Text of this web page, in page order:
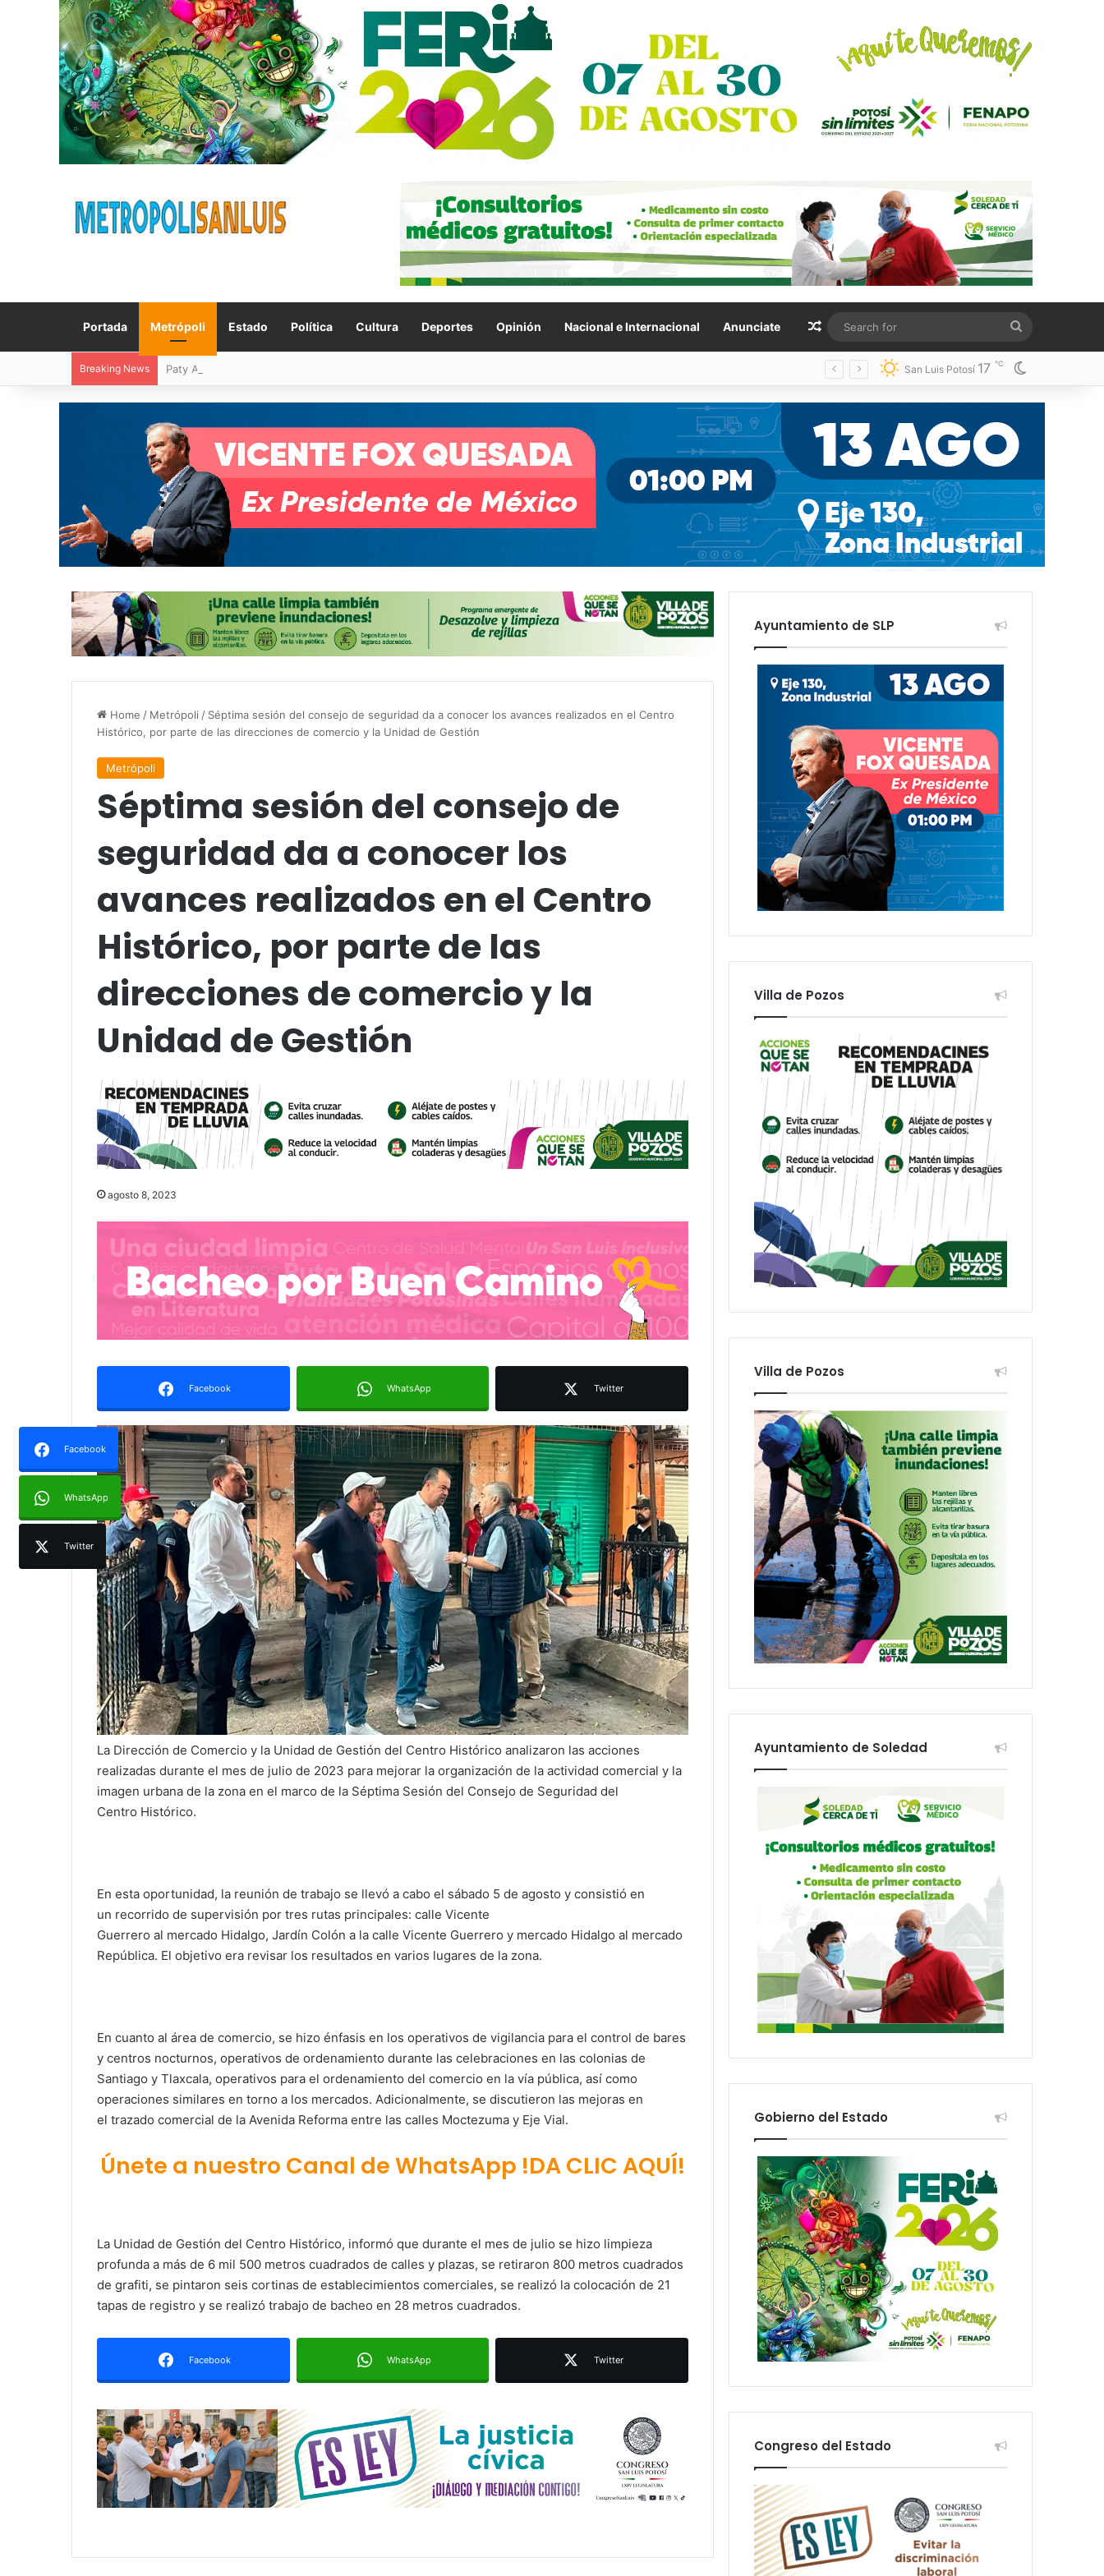
Portada Metrópoli Estado Política Cultura Deportes Opinión Nacional e Internacional Anunciate Random Article
for
Breaking News Paty Aradillas destaca impacto del nuevo desnivel de Circuito Potosí en la movilidad de Villa de Pozos San Luis Potosí 17 ℃
Home / Metrópoli / Séptima sesión del consejo de seguridad da a conocer los avances realizados en el Centro
Histórico, por parte de las direcciones de comercio y la Unidad de Gestión
Metrópoli
Séptima sesión del consejo de
seguridad da a conocer los
avances realizados en el Centro
Histórico, por parte de las
direcciones de comercio y la
Unidad de Gestión
agosto 8, 2023
Facebook WhatsApp Twitter
Facebook
WhatsApp
Twitter
La Dirección de Comercio y la Unidad de Gestión del Centro Histórico analizaron las acciones
realizadas durante el mes de julio de 2023 para mejorar la organización de la actividad comercial y la
imagen urbana de la zona en el marco de la Séptima Sesión del Consejo de Seguridad del
Centro Histórico.
En esta oportunidad, la reunión de trabajo se llevó a cabo el sábado 5 de agosto y consistió en
un recorrido de supervisión por tres rutas principales: calle Vicente
Guerrero al mercado Hidalgo, Jardín Colón a la calle Vicente Guerrero y mercado Hidalgo al mercado
República. El objetivo era revisar los resultados en varios lugares de la zona.
En cuanto al área de comercio, se hizo énfasis en los operativos de vigilancia para el control de bares
y centros nocturnos, operativos de ordenamiento durante las celebraciones en las colonias de
Santiago y Tlaxcala, operativos para el ordenamiento del comercio en la vía pública, así como
operaciones similares en torno a los mercados. Adicionalmente, se discutieron las mejoras en
el trazado comercial de la Avenida Reforma entre las calles Moctezuma y Eje Vial.
Únete a nuestro Canal de WhatsApp !DA CLIC AQUÍ!
La Unidad de Gestión del Centro Histórico, informó que durante el mes de julio se hizo limpieza
profunda a más de 6 mil 500 metros cuadrados de calles y plazas, se retiraron 800 metros cuadrados
de grafiti, se pintaron seis cortinas de establecimientos comerciales, se realizó la colocación de 21
tapas de registro y se realizó trabajo de bacheo en 28 metros cuadrados.
Facebook WhatsApp Twitter
nuevo paso a desnivel en la
movilidad estatal
Juan Manuel Navarro alista
destaca coordinación con
Gobierno del Estado
Luis Mejía inicia diagnóstico en
llegada tras renunciar al PRI
Carlos Arreola pide a morenistas no
adelantarse y denuncia guerra de
bots rumbo a 2027
Ayuntamiento de SLP
Villa de Pozos
Villa de Pozos
Ayuntamiento de Soledad
Gobierno del Estado
Congreso del Estado